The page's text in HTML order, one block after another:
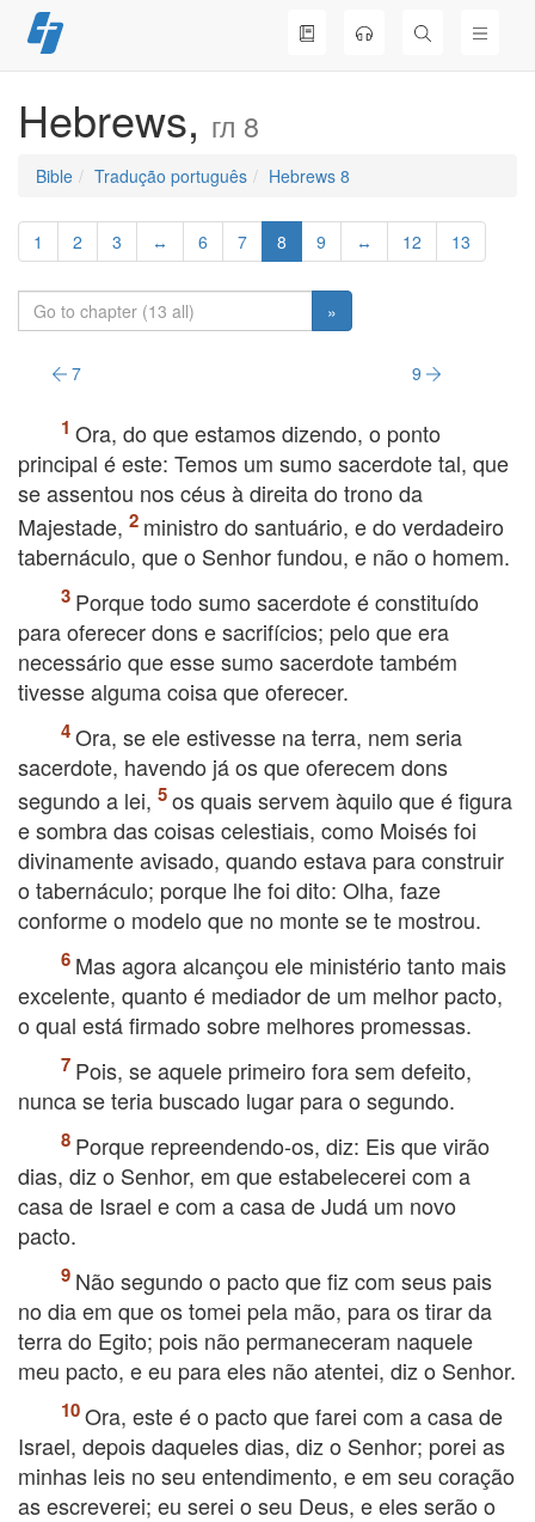
Skip
to
Hebrews, гл 8
Bible Tradução português Hebrews 8
1 2 3 ↔ 6 7 8 9 ↔ 12 13
»
7 9
Ora, do que estamos dizendo, o ponto
principal é este: Temos um sumo sacerdote tal, que
se assentou nos céus à direita do trono da
Majestade,
ministro do santuário, e do verdadeiro
tabernáculo, que o Senhor fundou, e não o homem.
Porque todo sumo sacerdote é constituído
para oferecer dons e sacrifícios; pelo que era
necessário que esse sumo sacerdote também
tivesse alguma coisa que oferecer.
Ora, se ele estivesse na terra, nem seria
sacerdote, havendo já os que oferecem dons
segundo a lei,
os quais servem àquilo que é figura
e sombra das coisas celestiais, como Moisés foi
divinamente avisado, quando estava para construir
o tabernáculo; porque lhe foi dito: Olha, faze
conforme o modelo que no monte se te mostrou.
Mas agora alcançou ele ministério tanto mais
excelente, quanto é mediador de um melhor pacto,
o qual está firmado sobre melhores promessas.
Pois, se aquele primeiro fora sem defeito,
nunca se teria buscado lugar para o segundo.
Porque repreendendo-os, diz: Eis que virão
dias, diz o Senhor, em que estabelecerei com a
casa de Israel e com a casa de Judá um novo
pacto.
Não segundo o pacto que fiz com seus pais
no dia em que os tomei pela mão, para os tirar da
terra do Egito; pois não permaneceram naquele
meu pacto, e eu para eles não atentei, diz o Senhor.
Ora, este é o pacto que farei com a casa de
Israel, depois daqueles dias, diz o Senhor; porei as
minhas leis no seu entendimento, e em seu coração
as escreverei; eu serei o seu Deus, e eles serão o